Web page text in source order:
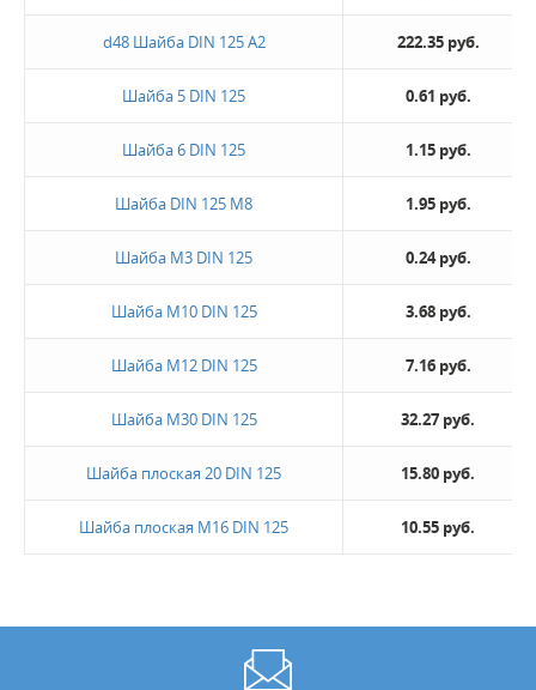
d48 Шайба DIN 125 А2 222.35 руб.
Шайба 5 DIN 125 0.61 руб.
Шайба 6 DIN 125 1.15 руб.
Шайба DIN 125 М8 1.95 руб.
Шайба М3 DIN 125 0.24 руб.
Шайба М10 DIN 125 3.68 руб.
Шайба М12 DIN 125 7.16 руб.
Шайба М30 DIN 125 32.27 руб.
Шайба плоская 20 DIN 125 15.80 руб.
Шайба плоская М16 DIN 125 10.55 руб.